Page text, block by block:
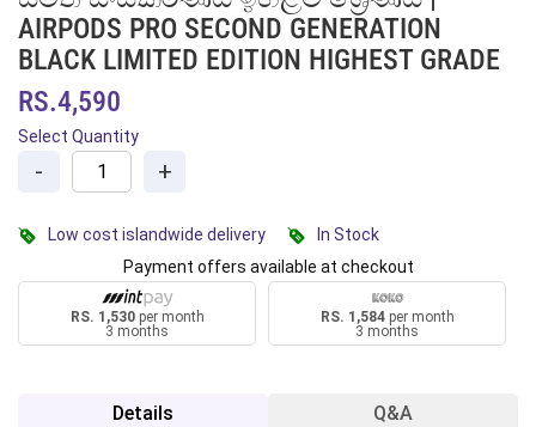
AIRPODS PRO SECOND GENERATION
BLACK LIMITED EDITION HIGHEST GRADE
RS.4,590
Select Quantity
- +
Low cost islandwide delivery
In Stock
Payment offers available at checkout
RS. 1,530per month
3 months
RS. 1,584per month
3 months
Details Q&A